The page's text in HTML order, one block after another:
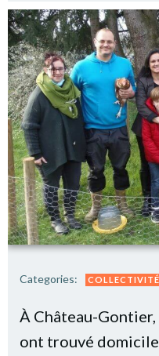
Categories:
À Château-
ont trouvé domicile